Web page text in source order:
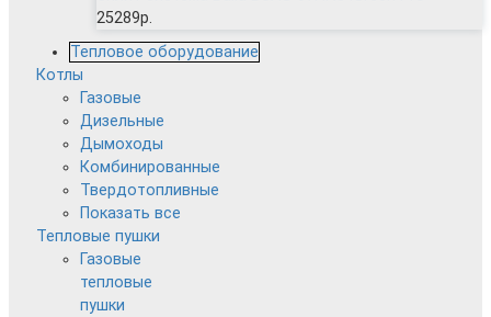
25289р.
Тепловое оборудование
Котлы
Газовые
Дизельные
Дымоходы
Комбинированные
Твердотопливные
Показать все
Тепловые пушки
Газовые
тепловые
пушки